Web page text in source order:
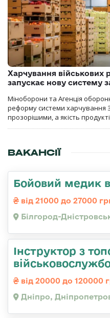
Харчування
запускає нову систему
Міноборони та Агенція
реформу системи харчування
прозорішими, а якість
ВАКАНСІЇ
Бойовий медик
від 21000 до 27000
Білгород-
Інструктор з
від 20000 до 120000
Дніпро,